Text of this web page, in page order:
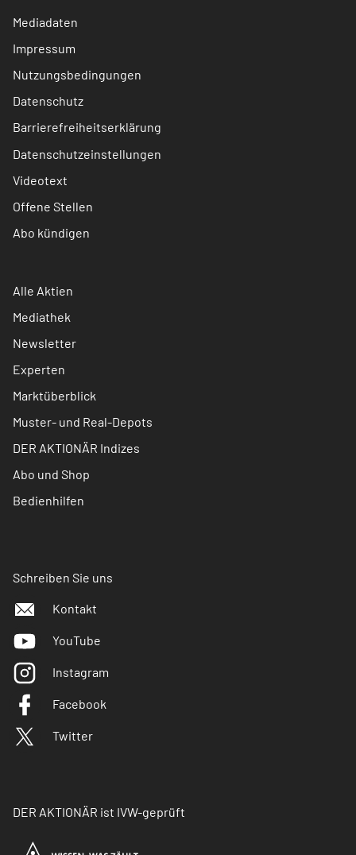
Mediadaten
Impressum
Nutzungsbedingungen
Datenschutz
Barrierefreiheitserklärung
Datenschutzeinstellungen
Videotext
Offene Stellen
Abo kündigen
Alle Aktien
Mediathek
Newsletter
Experten
Marktüberblick
Muster- und Real-Depots
DER AKTIONÄR Indizes
Abo und Shop
Bedienhilfen
Schreiben Sie uns
Kontakt
YouTube
Instagram
Facebook
Twitter
DER AKTIONÄR ist IVW-geprüft